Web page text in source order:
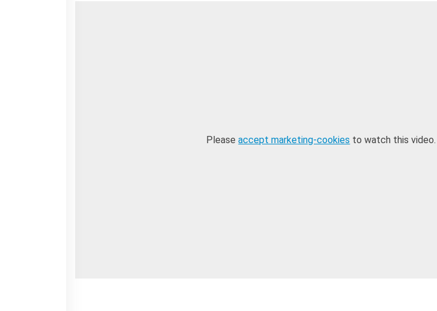
Pleaseaccept marketing-cookies to watch this video.